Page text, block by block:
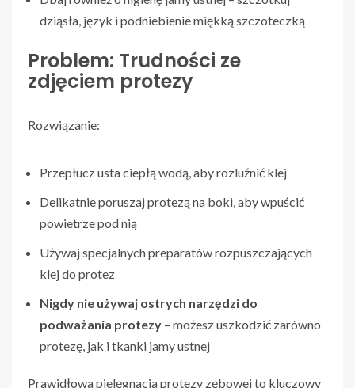
dziąsła, język i podniebienie miękką szczoteczką
Problem: Trudności ze
zdjęciem protezy
Rozwiązanie:
Przepłucz usta ciepłą wodą, aby rozluźnić klej
Delikatnie poruszaj protezą na boki, aby wpuścić
powietrze pod nią
Używaj specjalnych preparatów rozpuszczających
klej do protez
Nigdy nie używaj ostrych narzędzi do
podważania protezy – możesz uszkodzić zarówno
protezę, jak i tkanki jamy ustnej
Prawidłowa pielęgnacja protezy zębowej to kluczowy